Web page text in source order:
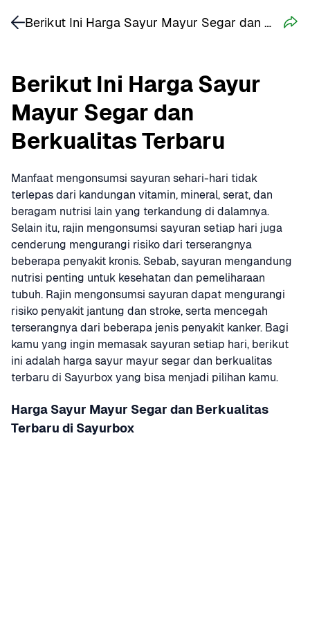
Berikut Ini Harga Sayur
Mayur Segar dan
Berkualitas Terbaru
Manfaat mengonsumsi sayuran sehari-hari tidak
terlepas dari kandungan vitamin, mineral, serat, dan
beragam nutrisi lain yang terkandung di dalamnya.
Selain itu, rajin mengonsumsi sayuran setiap hari juga
cenderung mengurangi risiko dari terserangnya
beberapa penyakit kronis. Sebab, sayuran mengandung
nutrisi penting untuk kesehatan dan pemeliharaan
tubuh. Rajin mengonsumsi sayuran dapat mengurangi
risiko penyakit jantung dan stroke, serta mencegah
terserangnya dari beberapa jenis penyakit kanker. Bagi
kamu yang ingin memasak sayuran setiap hari, berikut
ini adalah harga sayur mayur segar dan berkualitas
terbaru di Sayurbox yang bisa menjadi pilihan kamu.
Harga Sayur Mayur Segar dan Berkualitas
Terbaru di Sayurbox
Berikut Ini Harga Sayur Mayur Segar dan Berkualitas Terbaru